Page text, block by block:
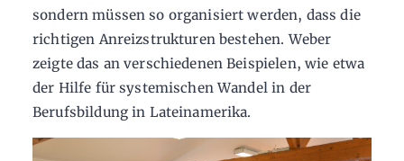
sondern müssen so organisiert werden, dass die
richtigen Anreizstrukturen bestehen. Weber
zeigte das an verschiedenen Beispielen, wie etwa
der Hilfe für systemischen Wandel in der
Berufsbildung in Lateinamerika.